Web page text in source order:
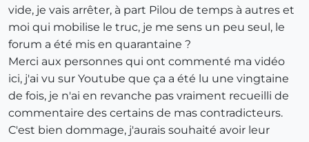
vide, je vais arrêter, à part Pilou de temps à autres et
moi qui mobilise le truc, je me sens un peu seul, le
forum a été mis en quarantaine ?
Merci aux personnes qui ont commenté ma vidéo
ici, j'ai vu sur Youtube que ça a été lu une vingtaine
de fois, je n'ai en revanche pas vraiment recueilli de
commentaire des certains de mas contradicteurs.
C'est bien dommage, j'aurais souhaité avoir leur